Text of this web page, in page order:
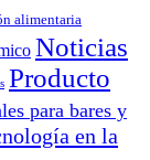
alimentaria
Noticias
Producto
para bares y
en la